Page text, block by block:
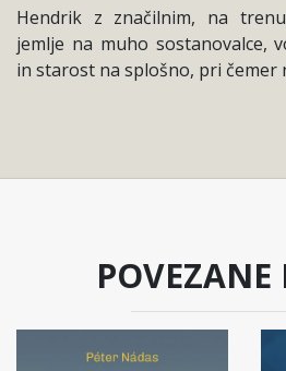
Hendrik z značilnim, na
jemlje na muho sostanovalce,
in starost na splošno, pri čemer
POVEZANE